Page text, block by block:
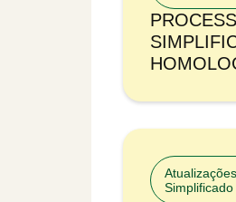
Simplificado